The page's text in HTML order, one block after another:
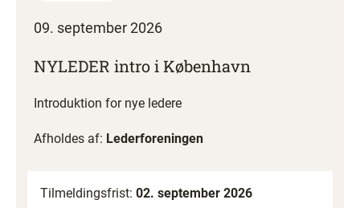
09. september 2026
NYLEDER intro i København
Introduktion for nye ledere
Afholdes af: Lederforeningen
Tilmeldingsfrist: 02. september 2026